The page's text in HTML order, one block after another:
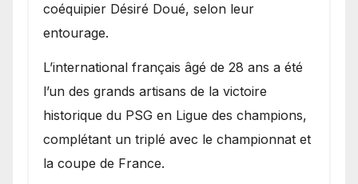
coéquipier Désiré Doué, selon leur
entourage.
L’international français âgé de 28 ans a été
l’un des grands artisans de la victoire
historique du PSG en Ligue des champions,
complétant un triplé avec le championnat et
la coupe de France.